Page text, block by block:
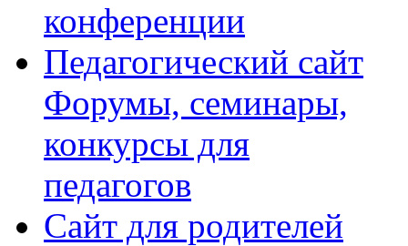
конференции
Педагогический сайт
Форумы, семинары,
конкурсы для
педагогов
Сайт для родителей